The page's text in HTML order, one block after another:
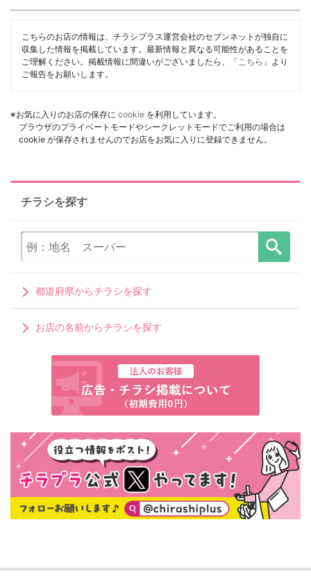
こちらのお店の情報は、チラシプラス運営会社のセブンネットが独自に
収集した情報を掲載しています。最新情報と異なる可能性があることを
ご理解ください。掲載情報に間違いがございましたら、「 こちら 」より
ご報告をお願いします。
※お気に入りのお店の保存に cookie を利用しています。
ブラウザのプライベートモードやシークレットモードでご利用の場合は
cookie が保存されませんのでお店をお気に入りに登録できません。
チラシを探す
都道府県からチラシを探す
お店の名前からチラシを探す